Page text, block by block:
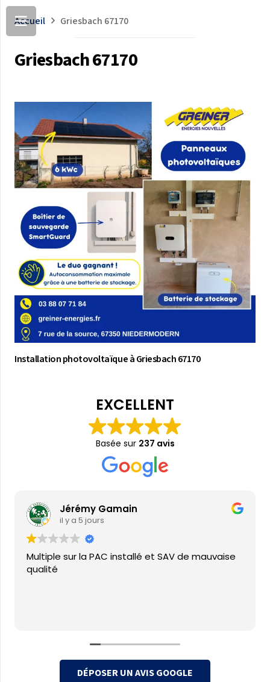
Accueil Griesbach 67170
Griesbach 67170
Installation photovoltaïque à Griesbach 67170
EXCELLENT
Basée sur 237 avis
Jérémy Gamain
il y a 5 jours
Multiple sur la PAC installé et SAV de mauvaise
qualité
DÉPOSER UN AVIS GOOGLE